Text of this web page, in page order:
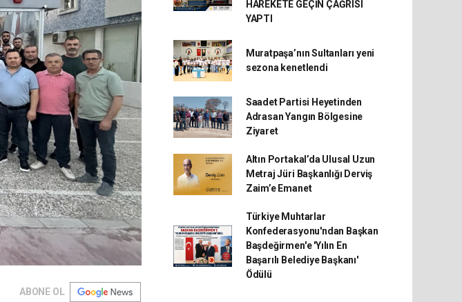
ABONE OL
HAREKETE GEÇİN ÇAĞRISI
YAPTI
Muratpaşa’nın Sultanları yeni
sezona kenetlendi
Saadet Partisi Heyetinden
Adrasan Yangın Bölgesine
Ziyaret
Altın Portakal’da Ulusal Uzun
Metraj Jüri Başkanlığı Derviş
Zaim’e Emanet
Türkiye Muhtarlar
Konfederasyonu'ndan Başkan
Başdeğirmen'e 'Yılın En
Başarılı Belediye Başkanı'
Ödülü